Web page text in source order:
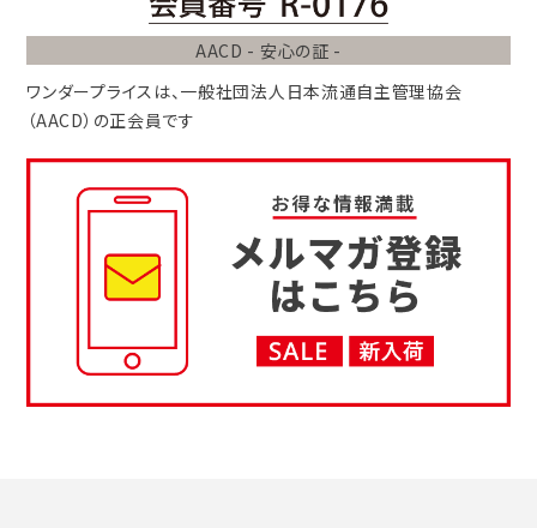
AACD - 安心の証 -
ワンダープライスは、 一般社団法人 日本流通自主管理協会
（AACD） の正会員です